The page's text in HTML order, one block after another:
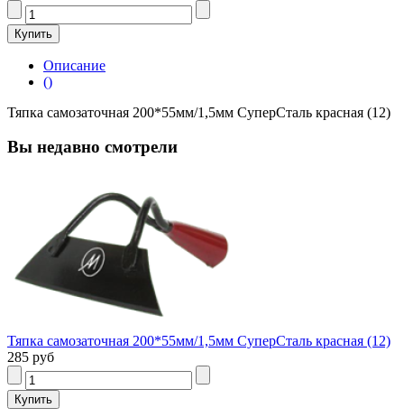
Описание
()
Тяпка самозаточная 200*55мм/1,5мм СуперСталь красная (12)
Вы недавно смотрели
Тяпка самозаточная 200*55мм/1,5мм СуперСталь красная (12)
285 руб